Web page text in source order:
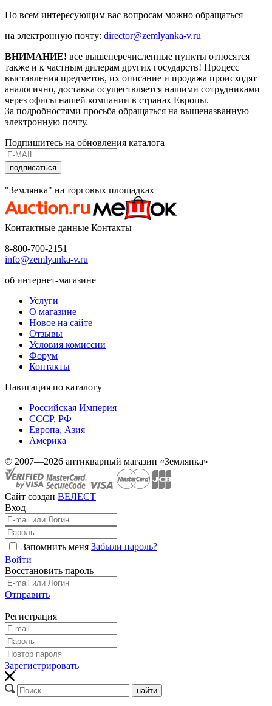
По всем интересующим вас вопросам можно обращаться
на электронную почту: director@zemlyanka-v.ru
ВНИМАНИЕ! все вышеперечисленные пункты относятся
также и к частным дилерам других государств! Процесс
выставления предметов, их описание и продажа происходят
аналогично, доставка осуществляется нашими сотрудниками
через офисы нашей компании в странах Европы.
За подробностями просьба обращаться на вышеназванную
электронную почту.
Подпишитесь на обновления каталога
подписаться
"Землянка" на торговых площадках
Контактные данные Контакты
8-800-700-2151
info@zemlyanka-v.ru
об интернет-магазине
Услуги
О магазине
Новое на сайте
Отзывы
Условия комиссии
Форум
Контакты
Навигация по каталогу
Российская Империя
СССР, РФ
Европа, Азия
Америка
© 2007—2026 антикварный магазин «Землянка»
Сайт создан ВЕЛЕСТ
Вход
Запомнить меня Забыли пароль?
Войти
Восстановить пароль
Отправить
Регистрация
Зарегистрировать
найти